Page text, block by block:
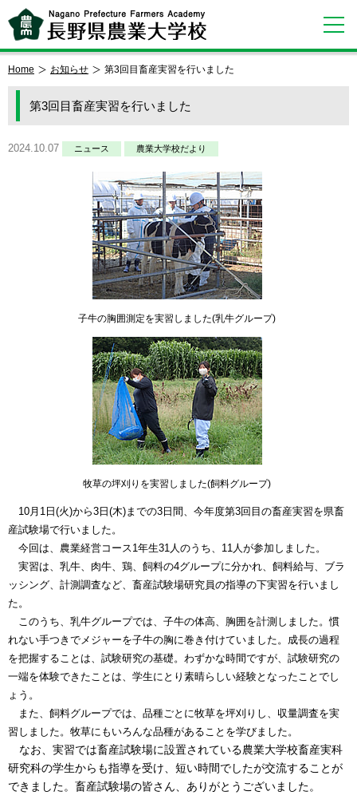
Home お知らせ 第3回目畜産実習を行いました
第3回目畜産実習を行いました
2024.10.07 ニュース 農業大学校だより
子牛の胸囲測定を実習しました(乳牛グループ)
牧草の坪刈りを実習しました(飼料グループ)
10月 1 日 (火)から3 日 (木)までの3 日間、今年度第3回目の畜産実習を県畜
産試験場で行いました。
今回は、農業経営コース1年生31人のうち、 11人が参加しました。
実習は、乳牛、肉牛、鶏、飼料の4グループに分かれ、飼料給与、ブラ
ッシング、計測調査など、畜産試験場研究員の指導の下実習を行いまし
た。
このうち、乳牛グループでは、子牛の体高、胸囲を計測しました。慣
れない手つきでメジャーを子牛の胸に巻き付けていました。成長の過程
を把握することは、試験研究の基礎。わずかな時間ですが、試験研究の
一端を体験できたことは、学生にとり素晴らしい経験となったことでし
ょう。
また、飼料グループでは、品種ごとに牧草を坪刈りし、収量調査を実
習しました。牧草にもいろんな品種があることを学びました。
なお、実習では畜産試験場に設置されている農業大学校畜産実科
研究科の学生からも指導を受け、短い時間でしたが交流することが
できました。畜産試験場の皆さん、ありがとうございました。